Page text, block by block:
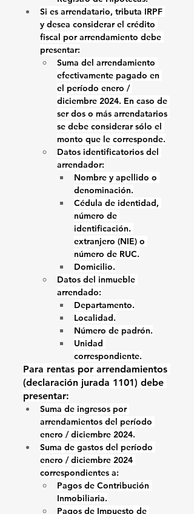
Si es arrendatario, tributa IRPF
y desea considerar el crédito
fiscal por arrendamiento debe
presentar:
Suma del arrendamiento
efectivamente pagado en
el período enero /
diciembre 2024. En caso de
ser dos o más arrendatarios
se debe considerar sólo el
monto que le corresponde.
Datos identificatorios del
arrendador:
Nombre y apellido o
denominación.
Cédula de identidad,
número de
identificación.
extranjero (NIE) o
número de RUC.
Domicilio.
Datos del inmueble
arrendado:
Departamento.
Localidad.
Número de padrón.
Unidad
correspondiente.
Para rentas por arrendamientos
(declaración jurada 1101) debe
presentar:
Suma de ingresos por
arrendamientos del período
enero / diciembre 2024.
Suma de gastos del período
enero / diciembre 2024
correspondientes a:
Pagos de Contribución
Inmobiliaria.
Pagos de Impuesto de